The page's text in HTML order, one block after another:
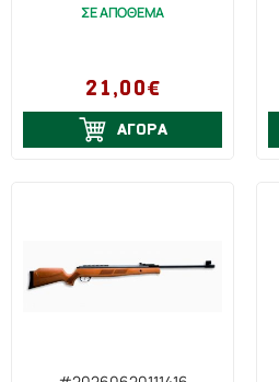
ΣΕ ΑΠΟΘΕΜΑ
21,00€
ΑΓΟΡΑ